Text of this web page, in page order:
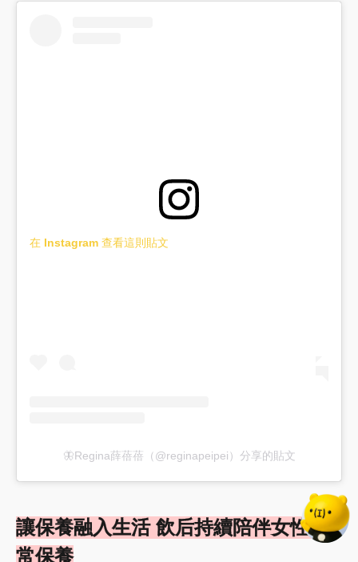
在 Instagram 查看這則貼文
🦋Regina薛蓓蓓（@reginapeipei）分享的貼文
讓保養融入生活 飲后持續陪伴女性日
常保養